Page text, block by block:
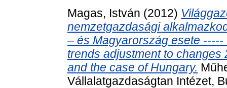
Magas, István (2012)
nemzetgazdasági
– és Magyarország esete
trends adjustment to
and the case of Hungary.
Vállalatgazdaságtan Intézet,